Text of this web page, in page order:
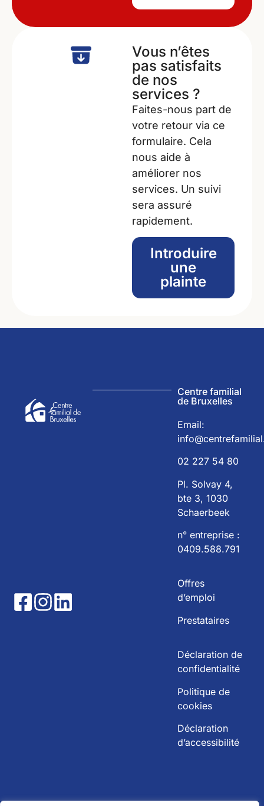
Vous n’êtes
pas satisfaits
de nos
services ?
Faites-nous part de
votre retour via ce
formulaire. Cela
nous aide à
améliorer nos
services. Un suivi
sera assuré
rapidement.
Introduire
une
plainte
Centre familial
de Bruxelles
Email:
02 227 54 80
Pl. Solvay 4,
bte 3, 1030
Schaerbeek
n° entreprise :
0409.588.791
Offres
d’emploi
Prestataires
Déclaration de
confidentialité
Politique de
cookies
Déclaration
d’accessibilité